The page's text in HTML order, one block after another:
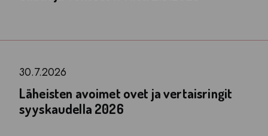
30.7.2026
Läheisten avoimet ovet ja vertaisringit
syyskaudella 2026